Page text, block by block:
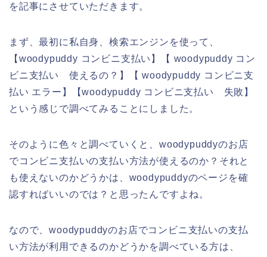
を記事にさせていただきます。
まず、最初に私自身、検索エンジンを使って、
【woodypuddy コンビニ支払い】【 woodypuddy コン
ビニ支払い 使えるの？】【 woodypuddy コンビニ支
払い エラー】【woodypuddy コンビニ支払い 失敗】
という感じで調べてみることにしました。
そのように色々と調べていくと、woodypuddyのお店
でコンビニ支払いの支払い方法が使えるのか？それと
も使えないのかどうかは、woodypuddyのページを確
認すればいいのでは？と思ったんですよね。
なので、woodypuddyのお店でコンビニ支払いの支払
い方法が利用できるのかどうかを調べている方は、